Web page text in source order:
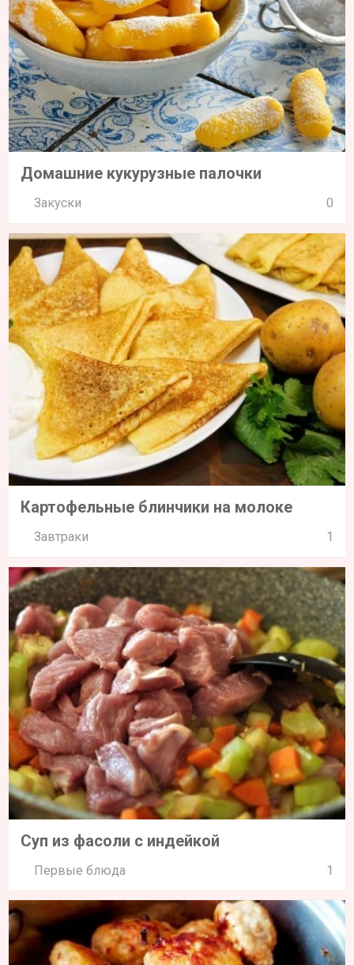
Домашние кукурузные палочки
Закуски 0
Картофельные блинчики на молоке
Завтраки 1
Суп из фасоли с индейкой
Первые блюда 1